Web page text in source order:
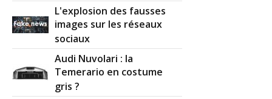
L'explosion des fausses
images sur les réseaux
sociaux
Audi Nuvolari : la
Temerario en costume
gris ?